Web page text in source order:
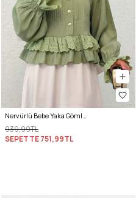
Nervürlü Bebe Yaka Gömlek 2279 - AÇIK HAKİ
939,99TL
SEPETTE751,99TL